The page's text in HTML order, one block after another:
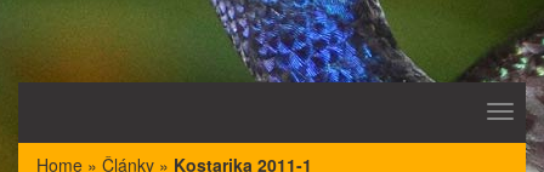
Home » Články » Kostarika 2011-1